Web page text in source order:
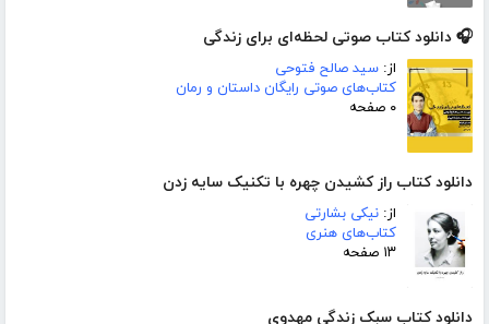
🎧 دانلود کتاب صوتی لحظه‌ای برای زندگی
از: سید صالح فتوحی
کتاب‌های صوتی رایگان داستان و رمان
۰ صفحه
دانلود کتاب راز کشیدن چهره با تکنیک سایه زدن
از: نیکی بشارتی
کتاب‌های هنری
۱۳ صفحه
دانلود کتاب سبک زندگی مهدوی